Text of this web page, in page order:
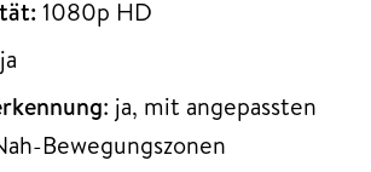
1080p HD
ja
: ja, mit angepassten
Bewegungszonen